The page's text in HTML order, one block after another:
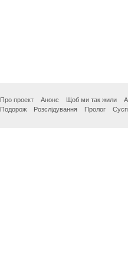
Про проект Анонс Щоб ми так жили
Подорож
Розслідування Пролог